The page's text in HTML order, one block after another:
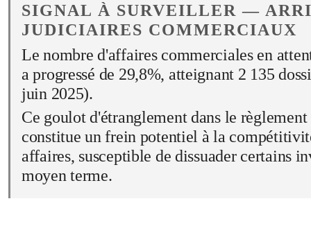
SIGNAL À SURVEILLER —
JUDICIAIRES COMMERCIAUX
Le nombre d'affaires commerciales en
a progressé de 29,8%, atteignant 2 135
juin 2025).
Ce goulot d'étranglement dans le
constitue un frein potentiel à la
affaires, susceptible de dissuader certains
moyen terme.